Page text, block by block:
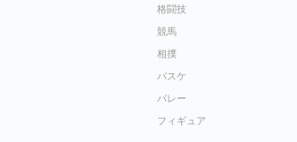
格闘技
競馬
相撲
バスケ
バレー
フィギュア